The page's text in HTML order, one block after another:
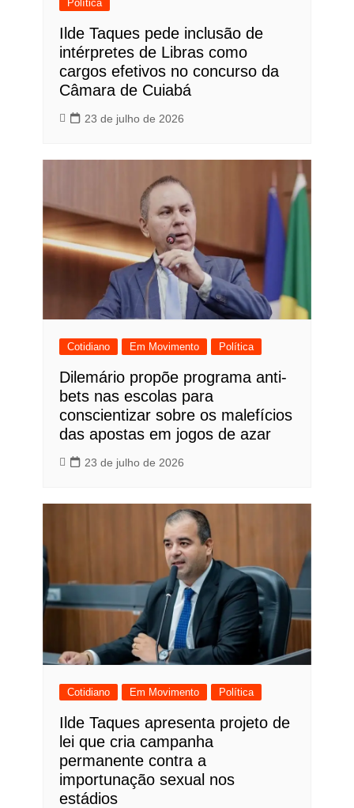
Política
Ilde Taques pede inclusão de
intérpretes de Libras como
cargos efetivos no concurso da
Câmara de Cuiabá
23 de julho de 2026
Cotidiano Em Movimento Política
Dilemário propõe programa anti-
bets nas escolas para
conscientizar sobre os malefícios
das apostas em jogos de azar
23 de julho de 2026
Cotidiano Em Movimento Política
Ilde Taques apresenta projeto de
lei que cria campanha
permanente contra a
importunação sexual nos
estádios